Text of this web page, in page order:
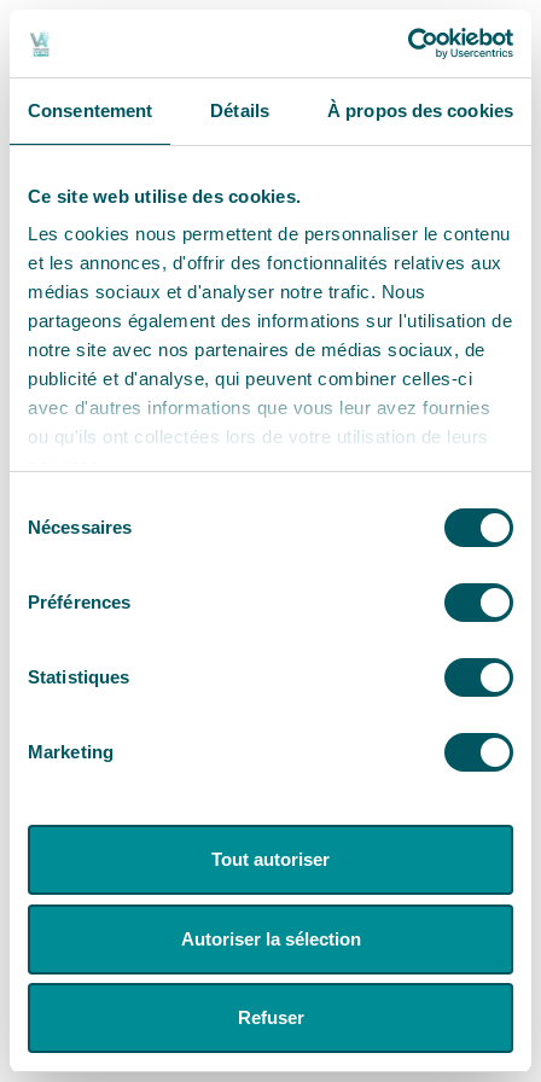
Consentement Détails À propos des cookies
Ce site web utilise des cookies.
Les cookies nous permettent de personnaliser le contenu
et les annonces, d'offrir des fonctionnalités relatives aux
médias sociaux et d'analyser notre trafic. Nous
partageons également des informations sur l'utilisation de
notre site avec nos partenaires de médias sociaux, de
publicité et d'analyse, qui peuvent combiner celles-ci
avec d'autres informations que vous leur avez fournies
ou qu'ils ont collectées lors de votre utilisation de leurs
Nécessaires
Préférences
Statistiques
Marketing
Tout autoriser
Autoriser la sélection
Refuser